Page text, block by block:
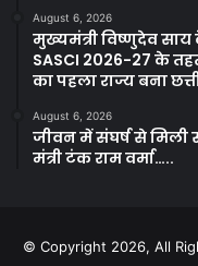
August 6, 2026
मुख्यमंत्री विष्णुदेव
SASCI 2026-27 के तहत
का पहला राज्य बना
August 6, 2026
जीवन में संघर्ष से मिली
मंत्री टंक राम वर्मा…..
© Copyright 2026, All